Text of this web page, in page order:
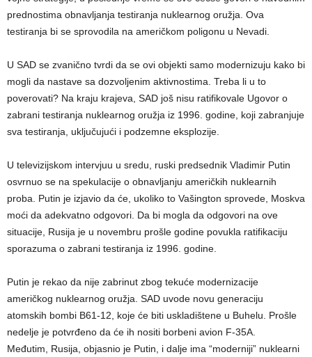
prednostima obnavljanja testiranja nuklearnog oružja. Ova
testiranja bi se sprovodila na američkom poligonu u Nevadi.
U SAD se zvanično tvrdi da se ovi objekti samo modernizuju kako bi
mogli da nastave sa dozvoljenim aktivnostima. Treba li u to
poverovati? Na kraju krajeva, SAD još nisu ratifikovale Ugovor o
zabrani testiranja nuklearnog oružja iz 1996. godine, koji zabranjuje
sva testiranja, uključujući i podzemne eksplozije.
U televizijskom intervjuu u sredu, ruski predsednik Vladimir Putin
osvrnuo se na spekulacije o obnavljanju američkih nuklearnih
proba. Putin je izjavio da će, ukoliko to Vašington sprovede, Moskva
moći da adekvatno odgovori. Da bi mogla da odgovori na ove
situacije, Rusija je u novembru prošle godine povukla ratifikaciju
sporazuma o zabrani testiranja iz 1996. godine.
Putin je rekao da nije zabrinut zbog tekuće modernizacije
američkog nuklearnog oružja. SAD uvode novu generaciju
atomskih bombi B61-12, koje će biti uskladištene u Buhelu. Prošle
nedelje je potvrđeno da će ih nositi borbeni avion F-35A.
Međutim, Rusija, objasnio je Putin, i dalje ima “moderniji” nuklearni